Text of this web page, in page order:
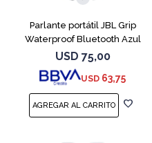
Parlante portátil JBL Grip
Waterproof Bluetooth Azul
USD 75,00
USD 63,75